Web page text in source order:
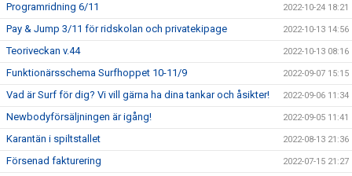
Programridning 6/11 2022-10-24 18:21
Pay & Jump 3/11 för ridskolan och privatekipage 2022-10-13 14:56
Teoriveckan v.44 2022-10-13 08:16
Funktionärsschema Surfhoppet 10-11/9 2022-09-07 15:15
Vad är Surf för dig? Vi vill gärna ha dina tankar och åsikter! 2022-09-06 11:34
Newbodyförsäljningen är igång! 2022-09-05 11:41
Karantän i spiltstallet 2022-08-13 21:36
Försenad fakturering 2022-07-15 21:27